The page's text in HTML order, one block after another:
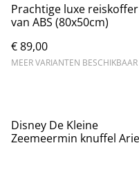
Prachtige luxe reiskoffer
van ABS (80x50cm)
€ 89,00
MEER VARIANTEN BESCHIKBAAR
Disney De Kleine
Zeemeermin knuffel